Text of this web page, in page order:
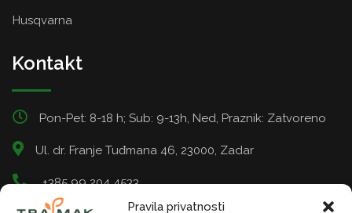
Pravila privatnosti
Husqvarna
Kontakt
Pon-Pet: 8-18 h; Sub: 9-13h, Ned, Praznik: Zatvoreno
Ul. dr. Franje Tuđmana 46, 23000, Zadar
+385 99 204 4533